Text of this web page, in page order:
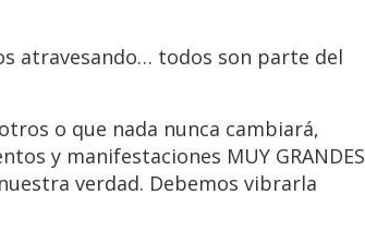
atravesando… todos son parte del
o que nada nunca cambiará,
y manifestaciones MUY GRANDES
verdad. Debemos vibrarla